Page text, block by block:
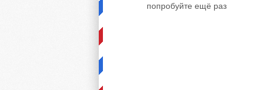
попробуйте ещё раз